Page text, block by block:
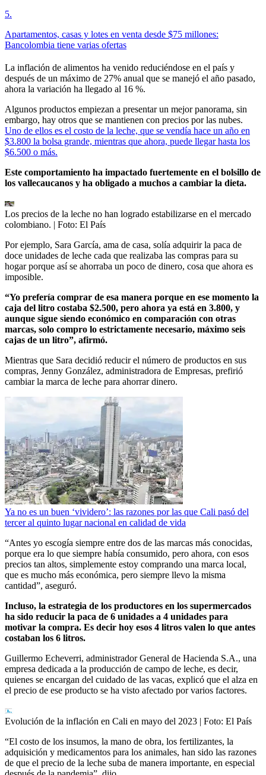
5.
Apartamentos, casas y lotes en venta desde $75 millones:
Bancolombia tiene varias ofertas
La inflación de alimentos ha venido reduciéndose en el país y
después de un máximo de 27% anual que se manejó el año pasado,
ahora la variación ha llegado al 16 %.
Algunos productos empiezan a presentar un mejor panorama, sin
embargo, hay otros que se mantienen con precios por las nubes.
Uno de ellos es el costo de la leche, que se vendía hace un año en
$3.800 la bolsa grande, mientras que ahora, puede llegar hasta los
$6.500 o más.
Este comportamiento ha impactado fuertemente en el bolsillo de
los vallecaucanos y ha obligado a muchos a cambiar la dieta.
Los precios de la leche no han logrado estabilizarse en el mercado
colombiano. | Foto: El País
Por ejemplo, Sara García, ama de casa, solía adquirir la paca de
doce unidades de leche cada que realizaba las compras para su
hogar porque así se ahorraba un poco de dinero, cosa que ahora es
imposible.
“Yo prefería comprar de esa manera porque en ese momento la
caja del litro costaba $2.500, pero ahora ya está en 3.800, y
aunque sigue siendo económico en comparación con otras
marcas, solo compro lo estrictamente necesario, máximo seis
cajas de un litro”, afirmó.
Mientras que Sara decidió reducir el número de productos en sus
compras, Jenny González, administradora de Empresas, prefirió
cambiar la marca de leche para ahorrar dinero.
Ya no es un buen ‘vividero’: las razones por las que Cali pasó del
tercer al quinto lugar nacional en calidad de vida
“Antes yo escogía siempre entre dos de las marcas más conocidas,
porque era lo que siempre había consumido, pero ahora, con esos
precios tan altos, simplemente estoy comprando una marca local,
que es mucho más económica, pero siempre llevo la misma
cantidad”, aseguró.
Incluso, la estrategia de los productores en los supermercados
ha sido reducir la paca de 6 unidades a 4 unidades para
motivar la compra. Es decir hoy esos 4 litros valen lo que antes
costaban los 6 litros.
Guillermo Echeverri, administrador General de Hacienda S.A., una
empresa dedicada a la producción de campo de leche, es decir,
quienes se encargan del cuidado de las vacas, explicó que el alza en
el precio de ese producto se ha visto afectado por varios factores.
Evolución de la inflación en Cali en mayo del 2023 | Foto: El País
“El costo de los insumos, la mano de obra, los fertilizantes, la
adquisición y medicamentos para los animales, han sido las razones
de que el precio de la leche suba de manera importante, en especial